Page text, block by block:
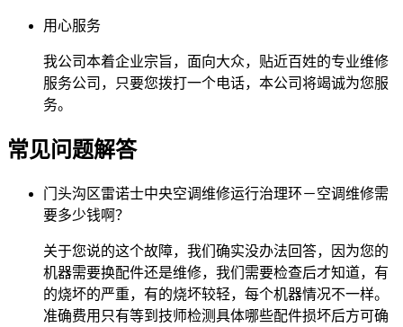
用心服务
我公司本着企业宗旨，面向大众，贴近百姓的专业维修
服务公司，只要您拨打一个电话，本公司将竭诚为您服
务。
常见问题解答
门头沟区雷诺士中央空调维修运行治理环－空调维修需
要多少钱啊？
关于您说的这个故障，我们确实没办法回答，因为您的
机器需要换配件还是维修，我们需要检查后才知道，有
的烧坏的严重，有的烧坏较轻，每个机器情况不一样。
准确费用只有等到技师检测具体哪些配件损坏后方可确